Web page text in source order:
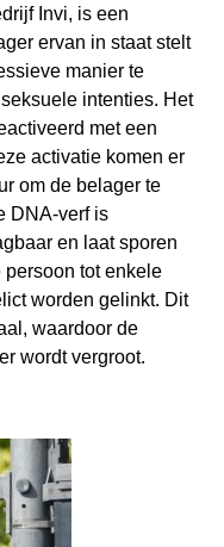
Invi, is een
ervan in staat stelt
manier te
intenties. Het
met een
activatie komen er
om de belager te
DNA-verf is
en laat sporen
persoon tot enkele
worden gelinkt. Dit
waardoor de
wordt vergroot.